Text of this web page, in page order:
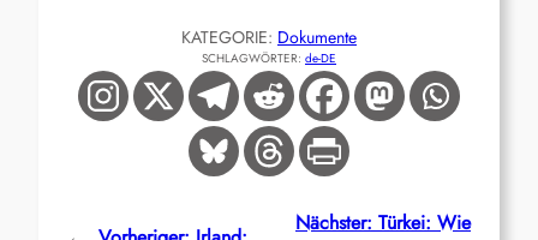
KATEGORIE: Dokumente
SCHLAGWÖRTER: de-DE
Nächster: Türkei: Wie